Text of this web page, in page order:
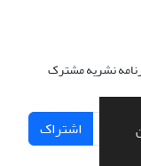
نشریه مشترک
اشتراک